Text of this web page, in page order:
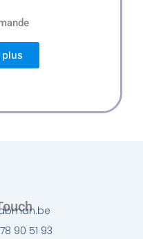
plus
90 51 93